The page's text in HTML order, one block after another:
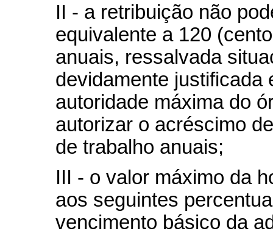
II - a retribuição não
equivalente a 120
anuais, ressalvada
devidamente justificada
autoridade máxima do
autorizar o acréscimo
de trabalho anuais;
III - o valor máximo da
aos seguintes
vencimento básico da